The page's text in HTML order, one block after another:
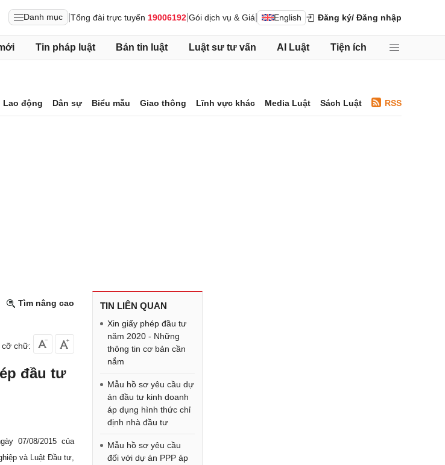
Danh mục Tổng đài trực tuyến 19006192 Gói dịch vụ & Giá English Đăng ký/ Đăng nhập
Tin pháp luật Bản tin luật Luật sư tư vấn AI Luật Tiện ích
Lao động Dân sự Biểu mẫu Giao thông Lĩnh vực khác Media Luật Sách Luật RSS
Tìm nâng cao
cỡ chữ:
đầu tư
07/08/2015 của
và Luật Đầu tư,
TIN LIÊN QUAN
Xin giấy phép đầu tư
năm 2020 - Những
thông tin cơ bản cần
nắm
Mẫu hồ sơ yêu cầu dự
án đầu tư kinh doanh
áp dụng hình thức chỉ
định nhà đầu tư
Mẫu hồ sơ yêu cầu
đối với dự án PPP áp